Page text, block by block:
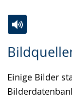
Einige Bilder
Leichten
wechseln.
Audio-
Video
Deutscher